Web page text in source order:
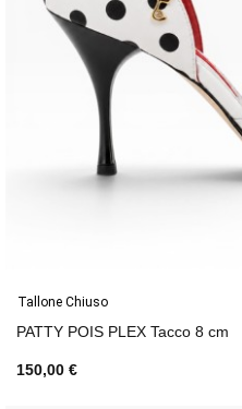
Tallone Chiuso
PATTY POIS PLEX Tacco 8 cm
150,00 €